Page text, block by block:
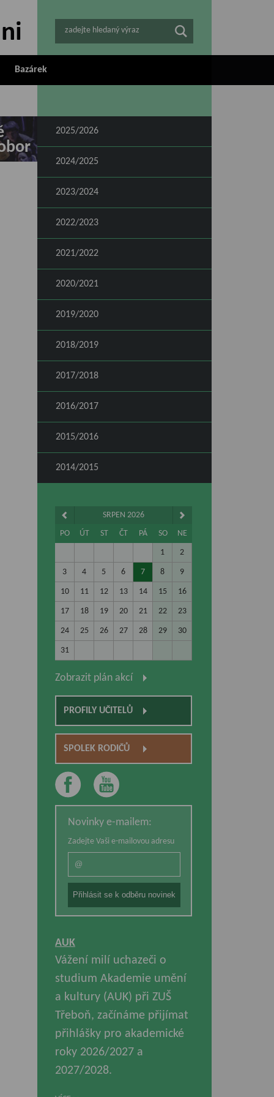
zadejte hledaný výraz
Bazárek
2025/2026
2024/2025
2023/2024
2022/2023
2021/2022
2020/2021
2019/2020
2018/2019
2017/2018
2016/2017
2015/2016
2014/2015
SRPEN 2026
PO
ÚT ST ČT PÁ SO NE
1 2
3 4 5 6 7 8 9
10 11 12 13 14 15 16
17 18 19 20 21 22 23
24 25 26 27 28 29 30
31
Zobrazit plán akcí
PROFILY UČITELŮ
SPOLEK RODIČŮ
Novinky e-mailem:
Zadejte Vaši e-mailovou adresu
AUK
Vážení milí uchazeči o
studium Akademie umění
a kultury (AUK) při ZUŠ
Třeboň, začínáme přijímat
přihlášky pro akademické
roky 2026/2027 a
2027/2028.